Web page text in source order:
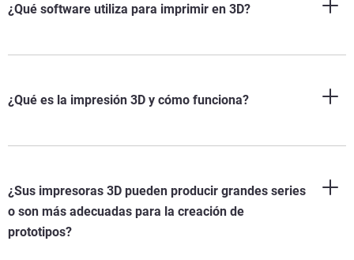
¿Qué software utiliza para imprimir en 3D?
¿Qué es la impresión 3D y cómo funciona?
¿Sus impresoras 3D pueden producir grandes series
o son más adecuadas para la creación de
prototipos?